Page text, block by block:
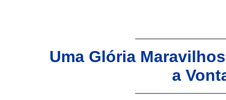
Uma Glória
a